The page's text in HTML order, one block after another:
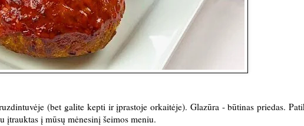
(bet galite kepti ir įprastoje orkaitėje). Glazūra - būtinas priedas.
įtrauktas į mūsų mėnesinį šeimos meniu.